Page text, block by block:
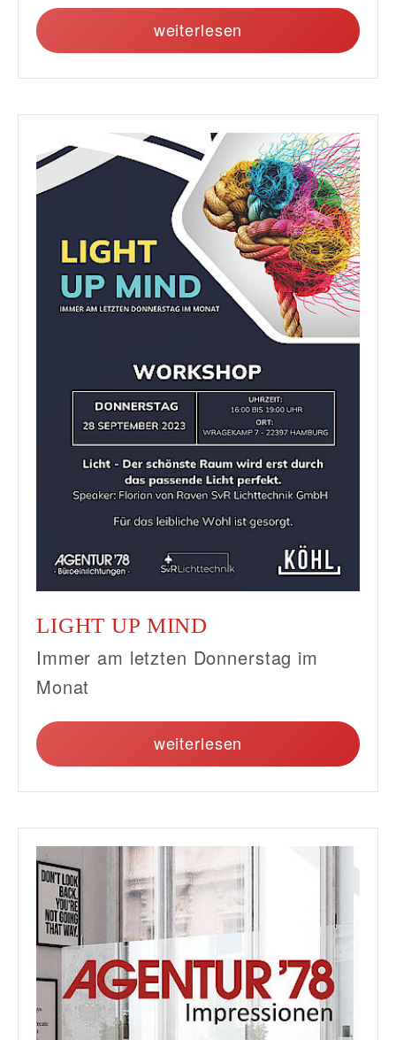
weiterlesen
LIGHT UP MIND
Immer am letzten Donnerstag im
Monat
weiterlesen